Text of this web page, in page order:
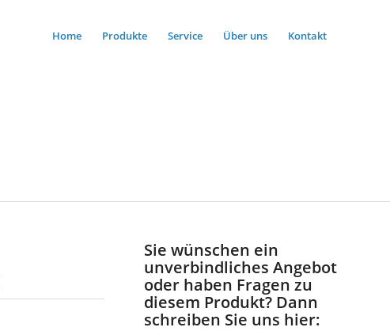
Home Produkte Service Über uns Kontakt
Sie wünschen ein
unverbindliches Angebot
oder haben Fragen zu
diesem Produkt? Dann
schreiben Sie uns hier: